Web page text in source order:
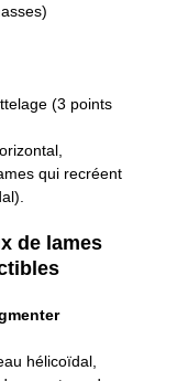
(3 points
qui recréent
de lames
hélicoïdal,